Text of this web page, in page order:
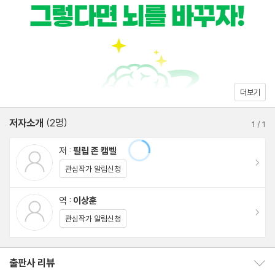
뇌는 학습과 훈련을 통해 변할 수 있고, 이를 통해 더 나은 삶을 만들
수 있다. 끊임없이 변화하는 세상에 선제적으로 대처하기 위해 사고
능력을 키우고, 인지 역량과 적응력, 민첩성과 유연성을 강화하여 성
공하고 싶다면 이 책을 반드시 읽어야 한다.
8장 혁신적 사고
4부 _ 세 번째 기둥: 전략 ×계획×실행
11장 전략적 사고
12장 추상적 사고
13장 운영적 사고
5부 _ 네 번째 기둥: 사회적 리더십
14장 사회적 리더십이라는 예술
15장 비언어적 사고
더보기
저자소개 (2명) 1 /1
저 : 필립 존 캠벨
관심작가 알림신청
역 : 이상훈
관심작가 알림신청
출판사 리뷰